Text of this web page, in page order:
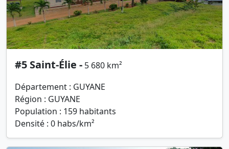
#5 Saint-Élie - 5 680 km²
Département : GUYANE
Région : GUYANE
Population : 159 habitants
Densité : 0 habs/km²